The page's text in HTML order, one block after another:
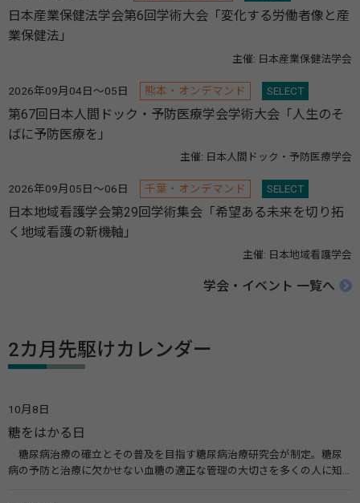
日本産業保健法学会第6回学術大会「変化する労働者像と産
業保健法」
主催: 日本産業保健法学会
2026年09月04日～05日 熊本・オンデマンド SELECT
第67回日本人間ドック・予防医療学会学術大会「人生のそ
ばに予防医療を」
主催: 日本人間ドック・予防医療学会
2026年09月05日～06日 千葉・オンデマンド SELECT
日本地域看護学会第29回学術集会「希望ある未来を切り拓
く地域看護の新機軸」
主催: 日本地域看護学会
学会・イベント 一覧へ
2カ月先駆けカレンダー
10月8日
糖をはかる日
糖尿病治療の確立とその普及を目指す糖尿病治療研究会が制定。糖尿
病の予防と治療に欠かせない血糖の適正な管理の大切さを多くの人に知